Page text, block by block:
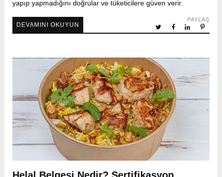
yapıp yapmadığını doğrular ve tüketicilere güven verir.
DEVAMINI OKUYUN
PAYLAŞ